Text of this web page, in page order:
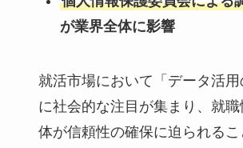
が業界全体に影響
就活市場において「データ活用
に社会的な注目が集まり、就
体が信頼性の確保に迫られるこ